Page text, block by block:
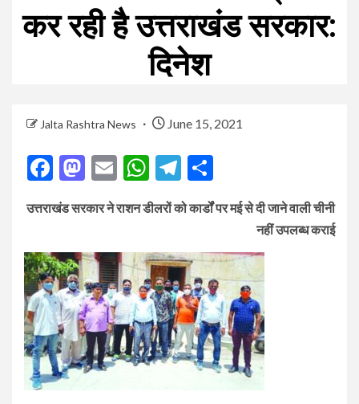
कर रही है उत्तराखंड सरकार:
दिनेश
Jalta Rashtra News June 15, 2021
Facebook
Mastodon
EmailWhatsApp
Telegram
उत्तराखंड सरकार ने राशन डीलरों को कार्डों पर मई से दी जाने वाली चीनी
नहीं उपलब्ध कराई